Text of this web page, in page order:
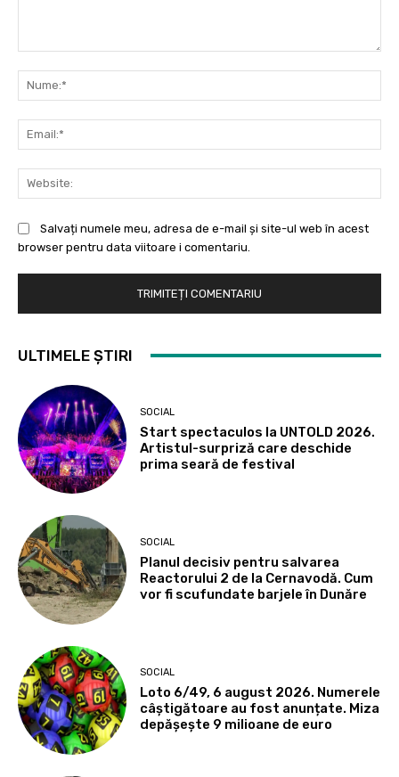
Salvați numele meu, adresa de e-mail și site-ul web în acest
browser pentru data viitoare i comentariu.
ULTIMELE ȘTIRI
SOCIAL
Start spectaculos la UNTOLD 2026.
Artistul-surpriză care deschide
prima seară de festival
SOCIAL
Planul decisiv pentru salvarea
Reactorului 2 de la Cernavodă. Cum
vor fi scufundate barjele în Dunăre
SOCIAL
Loto 6/49, 6 august 2026. Numerele
câștigătoare au fost anunțate. Miza
depășește 9 milioane de euro